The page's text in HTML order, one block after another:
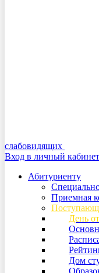
слабовидящих
Вход в личный кабинет
Абитуриенту
Приемная
День
Дом